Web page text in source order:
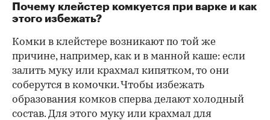
Почему клейстер комкуется при варке и как
этого избежать?
Комки в клейстере возникают по той же
причине, например, как и в манной каше: если
залить муку или крахмал кипятком, то они
соберутся в комочки. Чтобы избежать
образования комков сперва делают холодный
состав. Для этого муку или крахмал для